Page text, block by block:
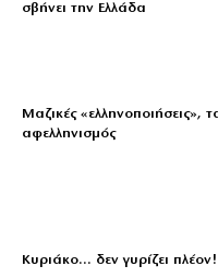
σβήνει την Ελλάδα
Μαζικές «ελληνοποιήσεις»,
αφελληνισμός
Κυριάκο… δεν γυρίζει